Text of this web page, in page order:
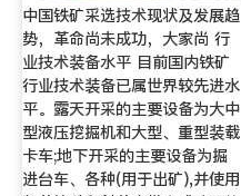
中国铁矿采选技术现状及发展趋
势，革命尚未成功，大家尚 行
业技术装备水平 目前国内铁矿
行业技术装备已属世界较先进水
平。露天开采的主要设备为大中
型液压挖掘机和大型、重型装载
卡车;地下开采的主要设备为掘
进台车、各种(用于出矿),并使用